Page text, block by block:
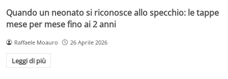
Quando un neonato si riconosce allo specchio: le tappe
mese per mese fino ai 2 anni
Raffaele Moauro 26 Aprile 2026
Leggi di più